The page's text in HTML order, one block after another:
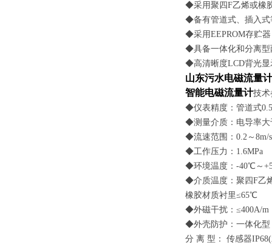
◆采用聚四F乙烯或橡
◆备有管道式、插入式
◆采用EEPROM存贮
◆具备一体化和分离型
◆高清晰度LCD背光显
山东污水电磁流量
智能电磁流量计技术
◆仪表精度：管道式
◆测量介质：电导率大
◆流速范围：0.2～8m/s
◆工作压力：1.6MPa
◆环境温度：-40℃～
◆介质温度：聚四F乙
橡胶材质衬里≤65℃
◆外磁干扰：≤400A/m
◆外壳防护：一体化型
分 离 型： 传感器